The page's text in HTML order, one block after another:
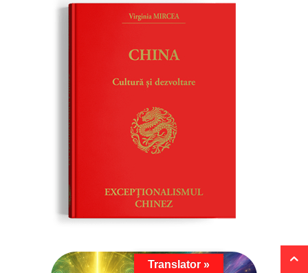
Translator »